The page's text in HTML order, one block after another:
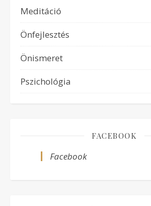
Meditáció
Önfejlesztés
Önismeret
Pszichológia
FACEBOOK
Facebook